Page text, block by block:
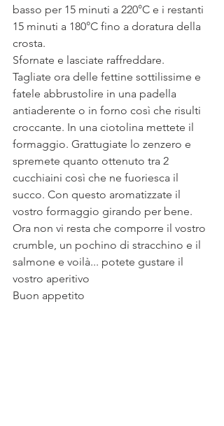
basso per 15 minuti a 220°C e i restanti
15 minuti a 180°C fino a doratura della
crosta.
Sfornate e lasciate raffreddare.
Tagliate ora delle fettine sottilissime e
fatele abbrustolire in una padella
antiaderente o in forno così che risulti
croccante. In una ciotolina mettete il
formaggio. Grattugiate lo zenzero e
spremete quanto ottenuto tra 2
cucchiaini così che ne fuoriesca il
succo. Con questo aromatizzate il
vostro formaggio girando per bene.
Ora non vi resta che comporre il vostro
crumble, un pochino di stracchino e il
salmone e voilà... potete gustare il
vostro aperitivo
Buon appetito